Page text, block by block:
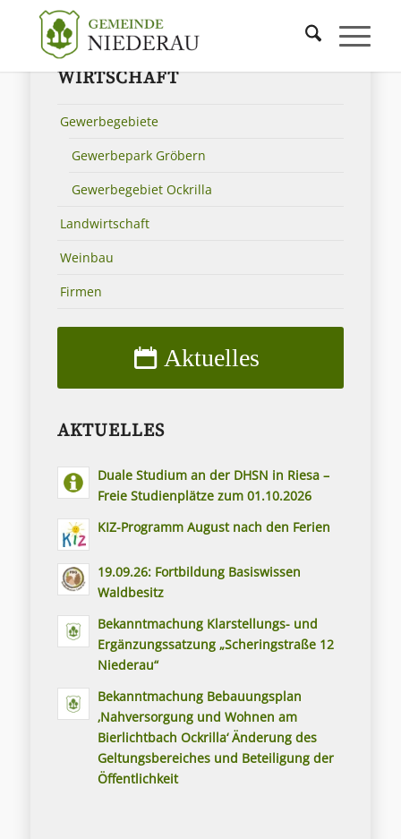
WIRTSCHAFT
Gewerbegebiete
Gewerbepark Gröbern
Gewerbegebiet Ockrilla
Landwirtschaft
Weinbau
Firmen
Aktuelles
AKTUELLES
Duale Studium an der DHSN in Riesa –
Freie Studienplätze zum 01.10.2026
KIZ-Programm August nach den Ferien
19.09.26: Fortbildung Basiswissen
Waldbesitz
Bekanntmachung Klarstellungs- und
Ergänzungssatzung „Scheringstraße 12
Niederau“
Bekanntmachung Bebauungsplan
‚Nahversorgung und Wohnen am
Bierlichtbach Ockrilla‘ Änderung des
Geltungsbereiches und Beteiligung der
Öffentlichkeit